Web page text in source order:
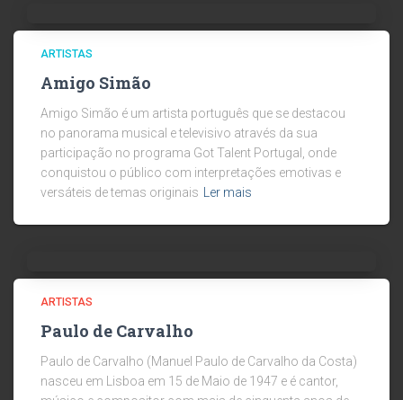
ARTISTAS
Amigo Simão
Amigo Simão é um artista português que se destacou
no panorama musical e televisivo através da sua
participação no programa Got Talent Portugal, onde
conquistou o público com interpretações emotivas e
versáteis de temas originais
Ler mais
ARTISTAS
Paulo de Carvalho
Paulo de Carvalho (Manuel Paulo de Carvalho da Costa)
nasceu em Lisboa em 15 de Maio de 1947 e é cantor,